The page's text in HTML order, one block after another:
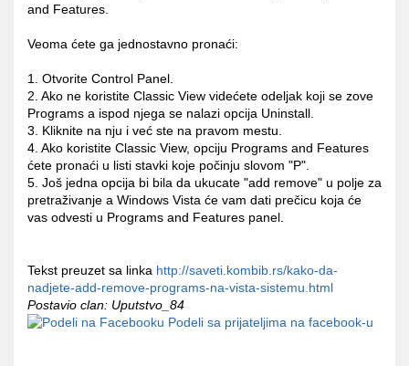
and Features.
Veoma ćete ga jednostavno pronaći:
1. Otvorite Control Panel.
2. Ako ne koristite Classic View videćete odeljak koji se zove
Programs a ispod njega se nalazi opcija Uninstall.
3. Kliknite na nju i već ste na pravom mestu.
4. Ako koristite Classic View, opciju Programs and Features
ćete pronaći u listi stavki koje počinju slovom "P".
5. Još jedna opcija bi bila da ukucate "add remove" u polje za
pretraživanje a Windows Vista će vam dati prečicu koja će
vas odvesti u Programs and Features panel.
Tekst preuzet sa linka http://saveti.kombib.rs/kako-da-
nadjete-add-remove-programs-na-vista-sistemu.html
Postavio clan: Uputstvo_84
Podeli sa prijateljima na facebook-u